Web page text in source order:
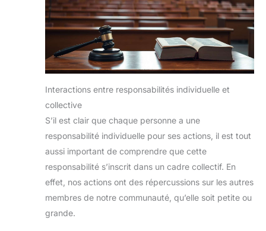
Interactions entre responsabilités individuelle et
collective
S’il est clair que chaque personne a une
responsabilité individuelle pour ses actions, il est tout
aussi important de comprendre que cette
responsabilité s’inscrit dans un cadre collectif. En
effet, nos actions ont des répercussions sur les autres
membres de notre communauté, qu’elle soit petite ou
grande.